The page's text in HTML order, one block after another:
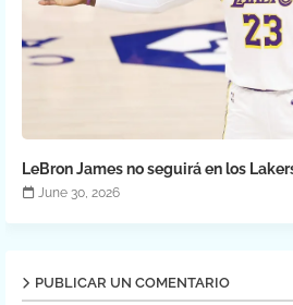
LeBron James no seguirá en los
June 30, 2026
PUBLICAR UN COMENTARIO